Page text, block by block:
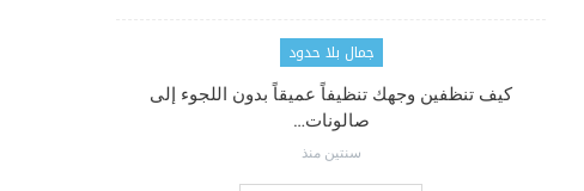
جمال بلا حدود
كيف تنظفين وجهك تنظيفاً عميقاً بدون اللجوء إلى
صالونات…
سنتين منذ